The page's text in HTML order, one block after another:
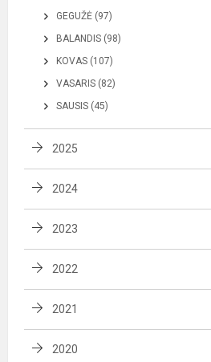
GEGUŽĖ (97)
BALANDIS (98)
KOVAS (107)
VASARIS (82)
SAUSIS (45)
2025
2024
2023
2022
2021
2020